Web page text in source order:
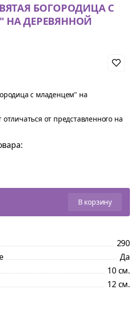
БОГОРОДИЦА С
ДЕРЕВЯННОЙ
с младенцем" на
от представленного на
В корзину
290
Да
10 см.
12 см.